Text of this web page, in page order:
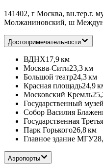
141402, г Москва, вн.тер.г.
Молжаниновский, ш
Достопримечательности
ВДНХ17,9 км
Москва-Сити23,3 км
Большой театр24,3 км
Красная площадь24,9
Московский Кремль
Государственный
Собор Василия
Государственная
Парк Горького26,8 км
Главное здание МГУ
Аэропорты